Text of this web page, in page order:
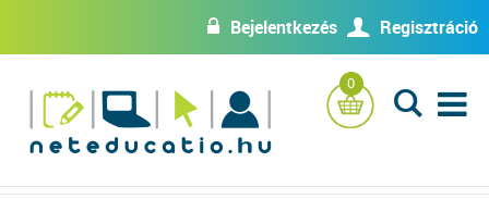
w Bejelentkezés U Regisztráció
0
L